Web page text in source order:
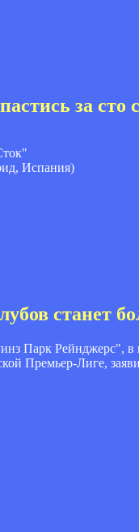
за сто
Испания)
станет
Парк Рейнджерс",
Премьер-Лиге,